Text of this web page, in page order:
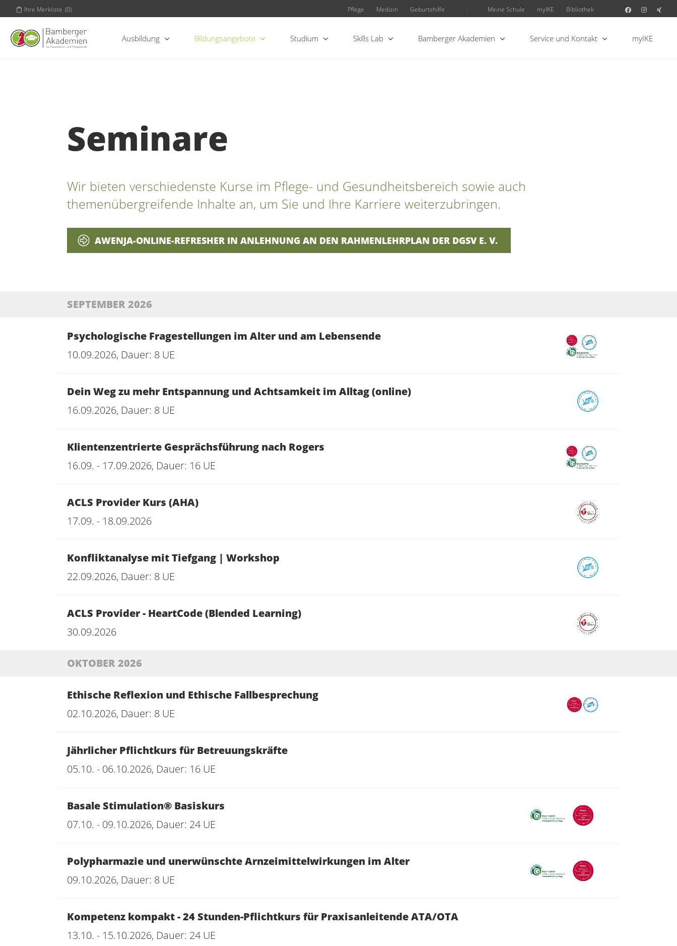
Ihre Merkliste (0) Pflege Medizin Geburtshilfe Meine Schule myIKE Bibliothek
Ausbildung Bildungsangebote Studium Skills Lab Bamberger Akademien Service und Kontakt myIKE
Seminare
Wir bieten verschiedenste Kurse im Pflege- und Gesundheitsbereich sowie auch
themenübergreifende Inhalte an, um Sie und Ihre Karriere weiterzubringen.
AWENJA-ONLINE-REFRESHER IN ANLEHNUNG AN DEN RAHMENLEHRPLAN DER DGSV E. V.
SEPTEMBER 2026
Psychologische Fragestellungen im Alter und am Lebensende
10.09.2026, Dauer: 8 UE
Dein Weg zu mehr Entspannung und Achtsamkeit im Alltag (online)
16.09.2026, Dauer: 8 UE
Klientenzentrierte Gesprächsführung nach Rogers
16.09. - 17.09.2026, Dauer: 16 UE
ACLS Provider Kurs (AHA)
17.09. - 18.09.2026
Konfliktanalyse mit Tiefgang | Workshop
22.09.2026, Dauer: 8 UE
ACLS Provider - HeartCode (Blended Learning)
30.09.2026
OKTOBER 2026
Ethische Reflexion und Ethische Fallbesprechung
02.10.2026, Dauer: 8 UE
Jährlicher Pflichtkurs für Betreuungskräfte
05.10. - 06.10.2026, Dauer: 16 UE
Basale Stimulation® Basiskurs
07.10. - 09.10.2026, Dauer: 24 UE
Polypharmazie und unerwünschte Arnzeimittelwirkungen im Alter
09.10.2026, Dauer: 8 UE
Kompetenz kompakt - 24 Stunden-Pflichtkurs für Praxisanleitende ATA/OTA
13.10. - 15.10.2026, Dauer: 24 UE